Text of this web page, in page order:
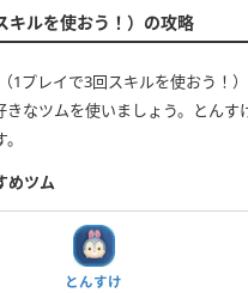
キルを使おう！）の攻略
1プレイで3回スキルを使おう！
きなツムを使いましょう。とんす
めツム
とんすけ